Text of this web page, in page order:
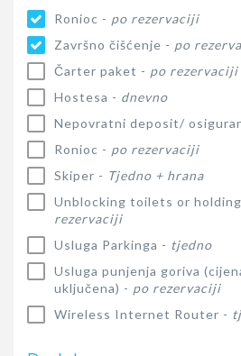
Ronioc - po rezervaciji
Završno čišćenje - po
Čarter paket - po rezervaciji
Hostesa - dnevno
Nepovratni deposit/
Ronioc - po rezervaciji
Skiper - Tjedno + hrana
Unblocking toilets or
rezervaciji
Usluga Parkinga - tjedno
Usluga punjenja goriva
uključena) - po rezervaciji
Wireless Internet Router -